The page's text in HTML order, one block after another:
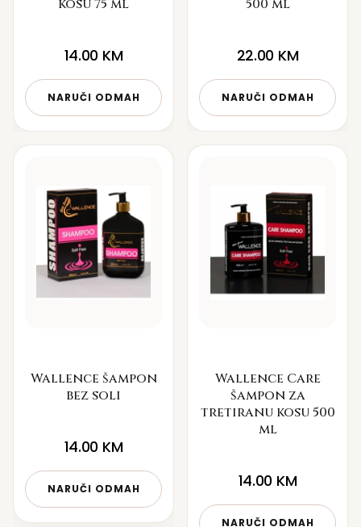
kosu 75 ml
14.00 KM
NARUČI ODMAH
500 ml
22.00 KM
NARUČI ODMAH
Wallence šampon
bez soli
14.00 KM
NARUČI ODMAH
Wallence Care
šampon za
tretiranu kosu 500
ml
14.00 KM
NARUČI ODMAH